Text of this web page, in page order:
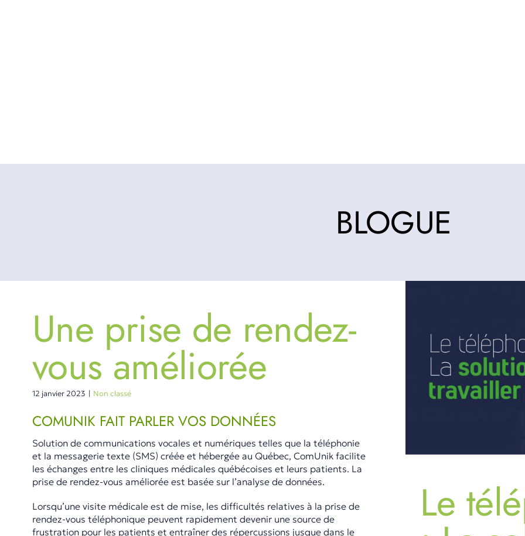
BLOGUE
Une prise de rendez-
vous améliorée
12 janvier 2023 | Non classé
COMUNIK FAIT PARLER VOS DONNÉES
Solution de communications vocales et numériques telles que la téléphonie
et la messagerie texte (SMS) créée et hébergée au Québec, ComUnik facilite
les échanges entre les cliniques médicales québécoises et leurs patients. La
prise de rendez-vous améliorée est basée sur l’analyse de données.
Lorsqu’une visite médicale est de mise, les difficultés relatives à la prise de
rendez-vous téléphonique peuvent rapidement devenir une source de
frustration pour les patients et entraîner des répercussions jusque dans le
Le